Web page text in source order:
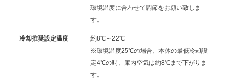
環境温度に合わせて調節をお願い致しま
す。
冷却推奨設定温度
約8℃～22℃
※環境温度25℃の場合、本体の最低冷却設
定4℃の時、庫内空気は約8℃まで下がりま
す。